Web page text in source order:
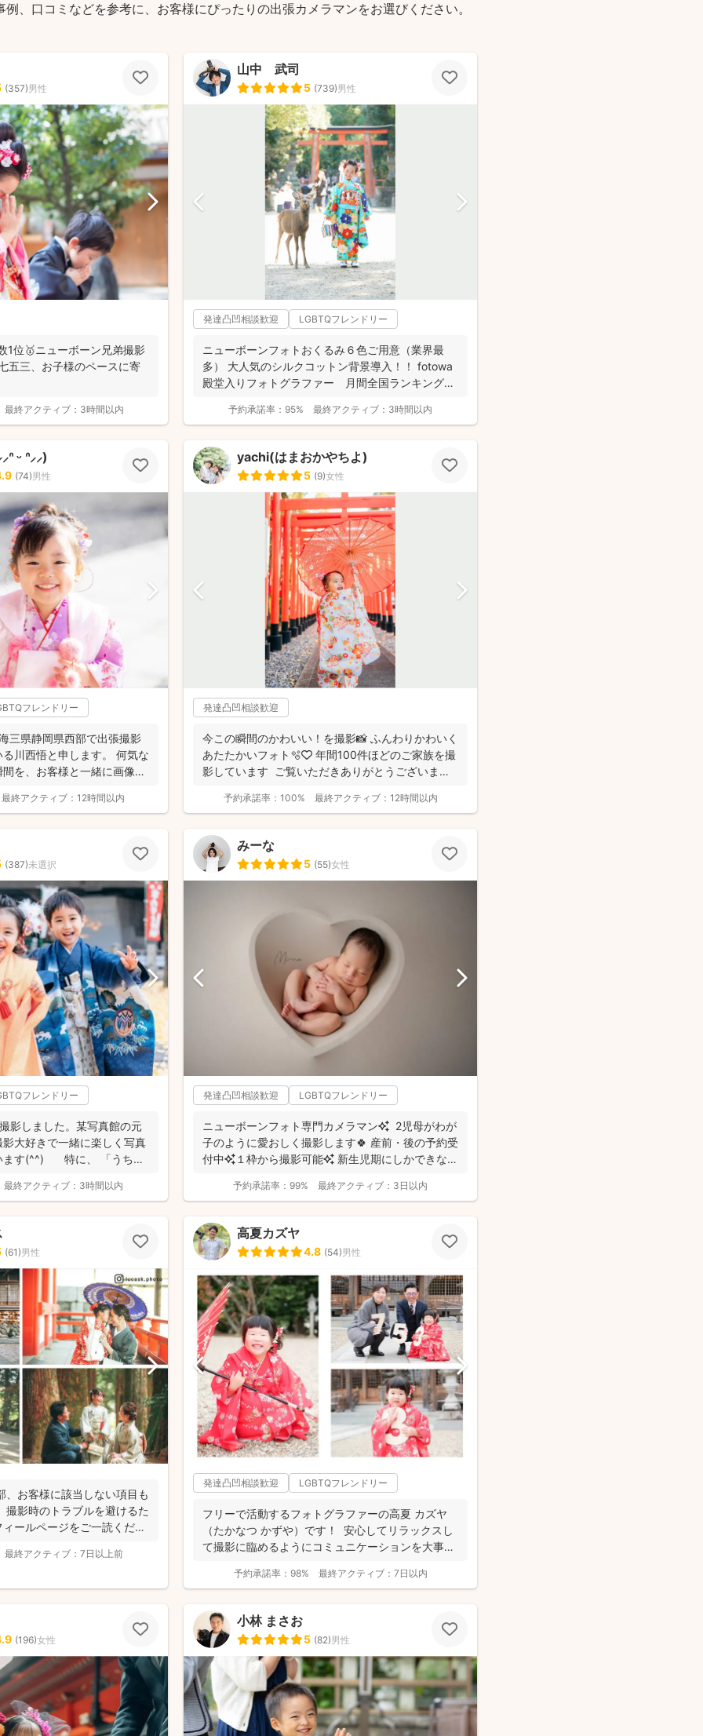
、口コミなどを参考に、お客様にぴったりの出張カメラマンをお選びください。
(357)男性
1位🥇ニューボーン兄弟撮影
五三、お子様のペースに寄
最終アクティブ： 3時間以内
山中 武司
5 (739)男性
発達凸凹相談歓迎 LGBTQフレンドリー
ニューボーンフォトおくるみ６色ご用意（業界最
多） 大人気のシルクコットン背景導入！！ fotowa
殿堂入りフォトグラファー 月間全国ランキング１
予約承諾率： 95% 最終アクティブ： 3時間以内
ᵕ ᐢ⸝⸝)
(74)男性
フレンドリー
三県静岡県西部で出張撮影
川西悟と申します。 何気な
を、お客様と一緒に画像と
最終アクティブ： 12時間以内
yachi(はまおかやちよ)
5 (9)女性
発達凸凹相談歓迎
今この瞬間のかわいい！を撮影📸 ふんわりかわいく
あたたかいフォト🫧🤍 年間100件ほどのご家族を撮
影しています ご覧いただきありがとうございま
予約承諾率： 100% 最終アクティブ： 12時間以内
(387)未選択
フレンドリー
影しました。某写真館の元
大好きで一緒に楽しく写真
ます(^^) 特に、 「うち
最終アクティブ： 3時間以内
みーな
5 (55)女性
発達凸凹相談歓迎 LGBTQフレンドリー
ニューボーンフォト専門カメラマン✨ 2児母がわが
子のように愛おしく撮影します🍀 産前・後の予約受
付中✨１枠から撮影可能✨ 新生児期にしかできな
予約承諾率： 99% 最終アクティブ： 3日以内
(61)男性
、お客様に該当しない項目も
撮影時のトラブルを避けるた
ールページをご一読くださ
最終アクティブ： 7日以上前
高夏カズヤ
4.8 (54)男性
発達凸凹相談歓迎 LGBTQフレンドリー
フリーで活動するフォトグラファーの高夏 カズヤ
（たかなつ かずや）です！ 安心してリラックスし
て撮影に臨めるようにコミュニケーションを大事に
予約承諾率： 98% 最終アクティブ： 7日以内
(196)女性
小林 まさお
5 (82)男性